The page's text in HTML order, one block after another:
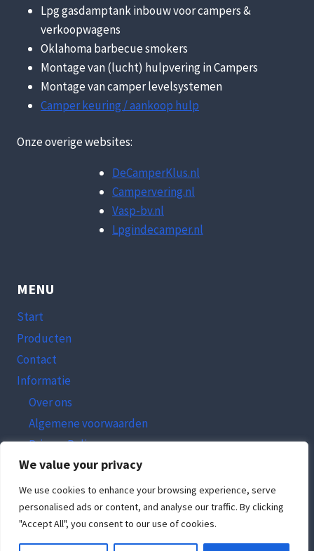
We value your privacy
We use cookies to enhance your browsing experience, serve
personalised ads or content, and analyse our traffic. By clicking
"Accept All", you consent to our use of cookies.
Lpg gasdamptank inbouw voor campers &
verkoopwagens
Oklahoma barbecue smokers
Montage van (lucht) hulpvering in Campers
Montage van camper levelsystemen
Camper keuring / aankoop hulp
Onze overige websites:
DeCamperKlus.nl
Campervering.nl
Vasp-bv.nl
Lpgindecamper.nl
MENU
Start
Producten
Contact
Informatie
Over ons
Algemene voorwaarden
Privacy Policy
Inloggen
© 2026 TesaLevelsysteem.nl - Onderdeel van VASP BV